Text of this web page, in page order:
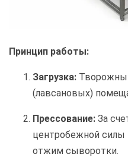
Принцип работы:
Загрузка:
(лавсановых)
Прессование: За
центробежной
отжим сыворотки.